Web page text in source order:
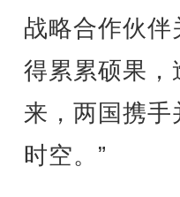
战略合作伙伴
得累累硕果，
来，两国携
时空。”